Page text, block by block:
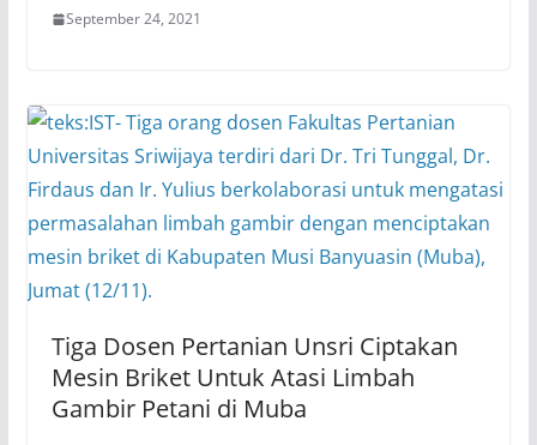
September 24, 2021
Tiga Dosen Pertanian Unsri Ciptakan
Mesin Briket Untuk Atasi Limbah
Gambir Petani di Muba